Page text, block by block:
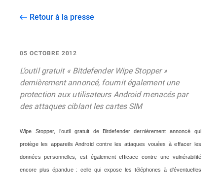
Retour à la presse
05 OCTOBRE 2012
L’outil gratuit « Bitdefender Wipe Stopper »
dernièrement annoncé, fournit également une
protection aux utilisateurs Android menacés par
des attaques ciblant les cartes SIM
Wipe Stopper, l’outil gratuit de Bitdefender dernièrement annoncé qui
protège les appareils Android contre les attaques vouées à effacer les
données personnelles, est également efficace contre une vulnérabilité
encore plus épandue : celle qui expose les téléphones à d’éventuelles